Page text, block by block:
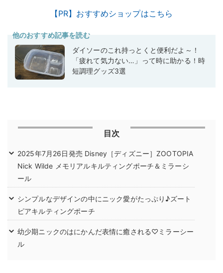
【PR】おすすめショップはこちら
他のおすすめ記事を読む
ダイソーのこれ持っとくと便利だよ～！
「疲れて気力ない…」って時に助かる！時
短調理グッズ3選
目次
2025年7月26日発売 Disney［ディズニー］ZOOTOPIA
Nick Wilde メモリアルキルティングポーチ＆ミラーシ
ール
シンプルなデザインの中にニック愛がたっぷり♪ズート
ピアキルティングポーチ
幼少期ニックのはにかんだ表情に癒される♡ミラーシー
ル